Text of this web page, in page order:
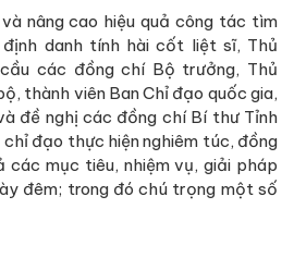
nâng cao hiệu quả công tác tìm
danh tính hài cốt liệt sĩ, Thủ
các đồng chí Bộ trưởng, Thủ
thành viên Ban Chỉ đạo quốc gia,
đề nghị các đồng chí Bí thư Tỉnh
đạo thực hiện nghiêm túc, đồng
các mục tiêu, nhiệm vụ, giải pháp
đêm; trong đó chú trọng một số